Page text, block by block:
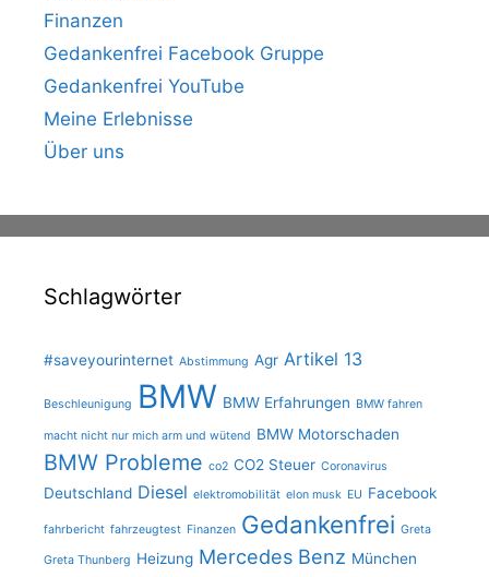
Finanzen
Gedankenfrei Facebook Gruppe
Gedankenfrei YouTube
Meine Erlebnisse
Über uns
Schlagwörter
#saveyourinternet Abstimmung Agr Artikel 13
Beschleunigung BMW BMW Erfahrungen BMW fahren
macht nicht nur mich arm und wütend BMW Motorschaden
BMW Probleme co2 CO2 Steuer Coronavirus
Deutschland Diesel elektromobilität elon musk EU Facebook
fahrbericht fahrzeugtest Finanzen Gedankenfrei Greta
Greta Thunberg Heizung Mercedes Benz München